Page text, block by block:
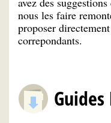
nous les faire
proposer
correpondants.
Guides